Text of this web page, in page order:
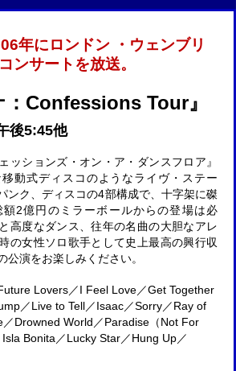
年にロンドン ・ウェンブリ
ンサートを放送。
：Confessions Tour』
後5:45他
ッションズ・オン・ア・ダンスフロア』
動式ディスコのようなライヴ・ステー
ンク、ディスコの4部構成で、十字架に磔
額2億円のミラーボールからの登場は必
高度なダンス、往年の名曲の大胆なアレ
の女性ソロ歌手として史上最高の興行収
公演をお楽しみください。
Lovers／I Feel Love／Get Together
／Live to Tell／Isaac／Sorry／Ray of
Drowned World／Paradise（Not For
Bonita／Lucky Star／Hung Up／